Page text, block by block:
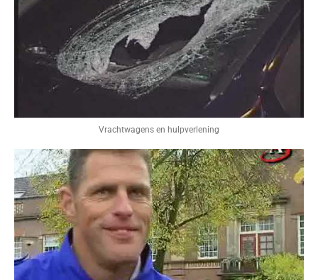
Vrachtwagens en hulpverlening